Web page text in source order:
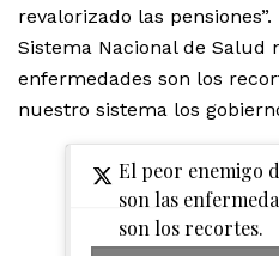
revalorizado las
Sistema Nacional de Salud
enfermedades son los
nuestro sistema los
El peor enemigo
son las
son los recortes.